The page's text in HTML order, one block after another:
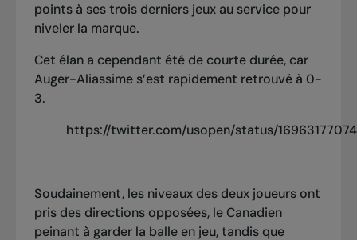
points à ses trois derniers jeux au service pour
niveler la marque.
Cet élan a cependant été de courte durée, car
Auger-Aliassime s’est rapidement retrouvé à 0-
3.
https://twitter.com/usopen/status/
Soudainement, les niveaux des deux joueurs ont
pris des directions opposées, le Canadien
peinant à garder la balle en jeu, tandis que